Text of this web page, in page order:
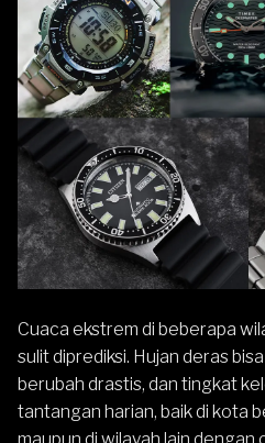
Cuaca ekstrem di beberapa
sulit diprediksi. Hujan deras
berubah drastis, dan tingkat
tantangan harian, baik di kota